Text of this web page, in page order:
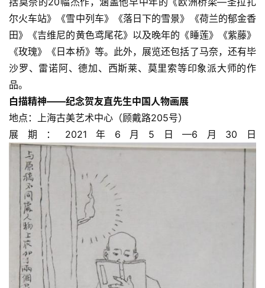
尔火车站》《雪中列车》《落日下的雪景》《荷兰的郁金香
田》《吉维尼的黄色鸢尾花》以及晚年的《睡莲》《紫藤》
《玫瑰》《日本桥》等。此外，展览还包括了马奈，还有毕
沙罗、雷诺阿、德加、西斯莱、莫里索等印象派大师的作
品。
白描精神——纪念贺友直先生中国人物画展
地点：上海古美艺术中心（顾戴路205号）
展期：2021年6月5日—6月30日